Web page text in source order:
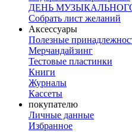
ДЕНЬ
Собрать лист желаний
Аксессуары
Полезные
Мерчандайзинг
Тестовые пластинки
Книги
Журналы
Кассеты
покупателю
Личные данные
Избранное